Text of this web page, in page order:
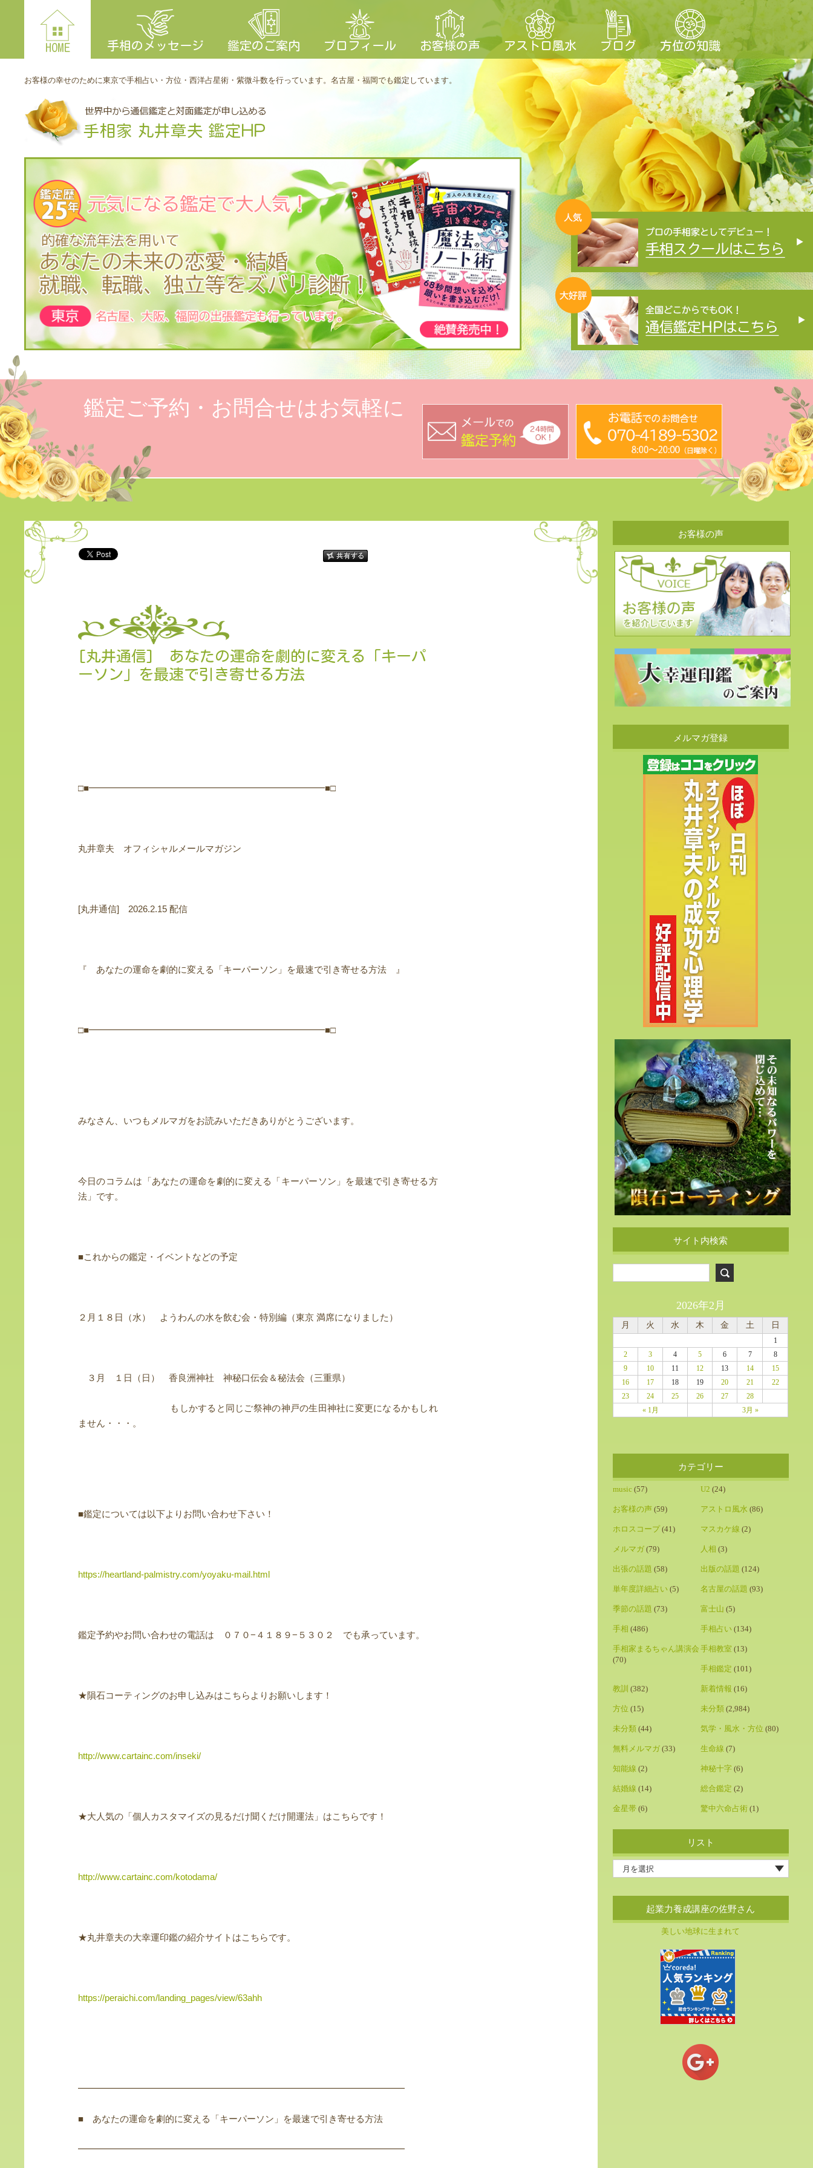
HOME 手相のメッセージ 鑑定のご案内 プロフィール お客様の声 アストロ風水 ブログ 方位の知識
お客様の幸せのために東京で手相占い・方位・西洋占星術・紫微斗数を行っています。名古屋・福岡でも鑑定しています。
鑑定ご予約・お問合せはお気軽に
[丸井通信] あなたの運命を劇的に変える「キーパ
ーソン」を最速で引き寄せる方法
□■━━━━━━━━━━━━━━━━━━━━━━━━━━■□
丸井章夫 オフィシャルメールマガジン
[丸井通信] 2026.2.15 配信
『 あなたの運命を劇的に変える「キーパーソン」を最速で引き寄せる方法 』
□■━━━━━━━━━━━━━━━━━━━━━━━━━━■□
みなさん、いつもメルマガをお読みいただきありがとうございます。
今日のコラムは「あなたの運命を劇的に変える「キーパーソン」を最速で引き寄せる方
法」です。
■これからの鑑定・イベントなどの予定
２月１８日（水） ようわんの水を飲む会・特別編（東京 満席になりました）
３月 １日（日） 香良洲神社 神秘口伝会＆秘法会（三重県）
もしかすると同じご祭神の神戸の生田神社に変更になるかもしれ
ません・・・。
■鑑定については以下よりお問い合わせ下さい！
https://heartland-palmistry.com/yoyaku-mail.html
鑑定予約やお問い合わせの電話は ０７０−４１８９−５３０２ でも承っています。
★隕石コーティングのお申し込みはこちらよりお願いします！
http://www.cartainc.com/inseki/
★大人気の「個人カスタマイズの見るだけ聞くだけ開運法」はこちらです！
http://www.cartainc.com/kotodama/
★丸井章夫の大幸運印鑑の紹介サイトはこちらです。
https://peraichi.com/landing_pages/view/63ahh
━━━━━━━━━━━━━━━━━━━━━━━━━━━━━━━━━━━━
■ あなたの運命を劇的に変える「キーパーソン」を最速で引き寄せる方法
━━━━━━━━━━━━━━━━━━━━━━━━━━━━━━━━━━━━
お客様の声
メルマガ登録
サイト内検索
2026年2月
月 火 水 木 金 土 日
« 1月 3月 »
1
2
3 4 5 6 7
8
9
10 11 12 13 14
15
16
17 18 19 20 21
22
23
24 25 26 27 28
カテゴリー
music (57) U2 (24)
お客様の声 (59) アストロ風水 (86)
ホロスコープ(41) マスカケ線 (2)
メルマガ (79) 人相 (3)
出張の話題 (58) 出版の話題 (124)
単年度詳細占い (5) 名古屋の話題 (93)
季節の話題 (73) 富士山 (5)
手相 (486) 手相占い (134)
手相家まるちゃん講演会
(70)
手相教室 (13)
手相鑑定 (101)
教訓 (382) 新着情報 (16)
方位 (15) 未分類 (2,984)
未分類 (44) 気学・風水・方位 (80)
無料メルマガ (33) 生命線 (7)
知能線 (2) 神秘十字 (6)
結婚線 (14) 総合鑑定 (2)
金星帯 (6) 驚中六命占術 (1)
リスト
起業力養成講座の佐野さん
美しい地球に生まれて